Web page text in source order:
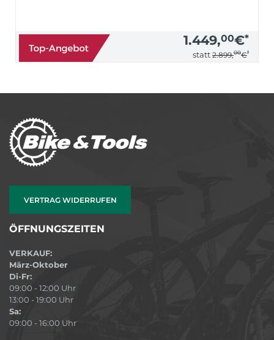
1.449,00€*
statt 2.899,00€*
VERTRAG WIDERRUFEN
ÖFFNUNGSZEITEN
VERKAUF:
März-Oktober
Di-Fr:
09:00 - 12:00 Uhr
13:00 - 19:00 Uhr
Sa:
09:00 - 16:00 Uhr